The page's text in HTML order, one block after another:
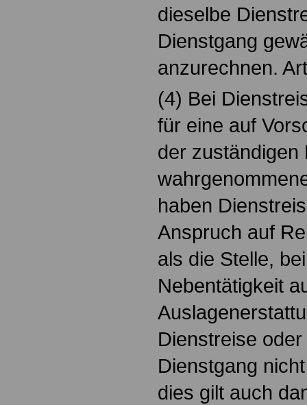
dieselbe
Dienstgang
anzurechnen.
(4) Bei
für eine auf
der zuständigen
haben
Anspruch auf
als die Stelle,
Nebentätigkeit
Dienstreise
Dienstgang
dies gilt auch